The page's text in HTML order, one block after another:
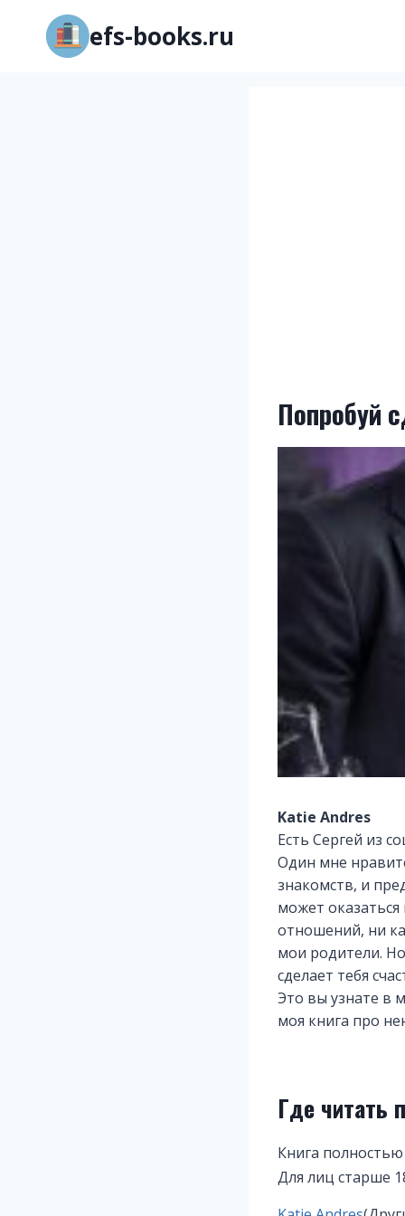
Перейти
содержимому
efs-books.ru
Попробуй
Katie Andres
Есть Сергей из
Один мне
знакомств, и
может
отношений, ни
мои родители.
сделает тебя
Это вы узнате в
моя книга про
Где читать
Книга
Для лиц старше